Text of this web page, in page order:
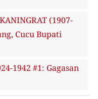
(1907-
Cucu Bupati
1942 #1: Gagasan